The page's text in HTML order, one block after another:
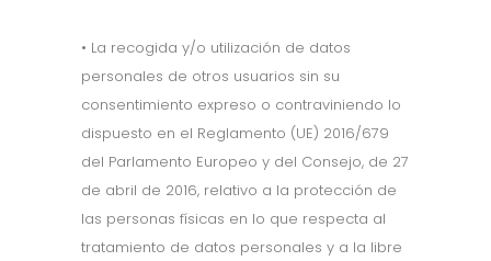
• La recogida y/o utilización de datos
personales de otros usuarios sin su
consentimiento expreso o contraviniendo lo
dispuesto en el Reglamento (UE) 2016/679
del Parlamento Europeo y del Consejo, de 27
de abril de 2016, relativo a la protección de
las personas físicas en lo que respecta al
tratamiento de datos personales y a la libre